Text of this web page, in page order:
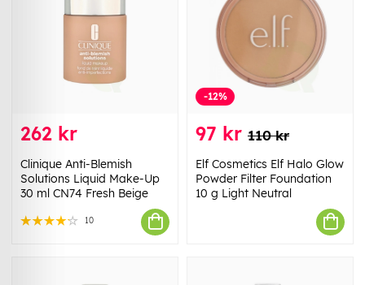
262 kr
Clinique Anti-Blemish
Solutions Liquid Make-Up
30 ml CN74 Fresh Beige
10
-12%
97 kr 110 kr
Elf Cosmetics Elf Halo Glow
Powder Filter Foundation
10 g Light Neutral